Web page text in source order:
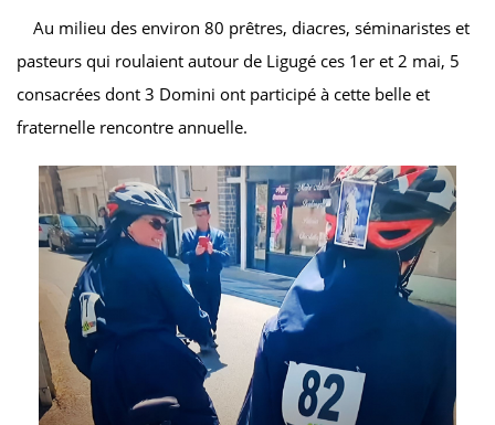
Au milieu des environ 80 prêtres, diacres, séminaristes et
pasteurs qui roulaient autour de Ligugé ces 1er et 2 mai, 5
consacrées dont 3 Domini ont participé à cette belle et
fraternelle rencontre annuelle.